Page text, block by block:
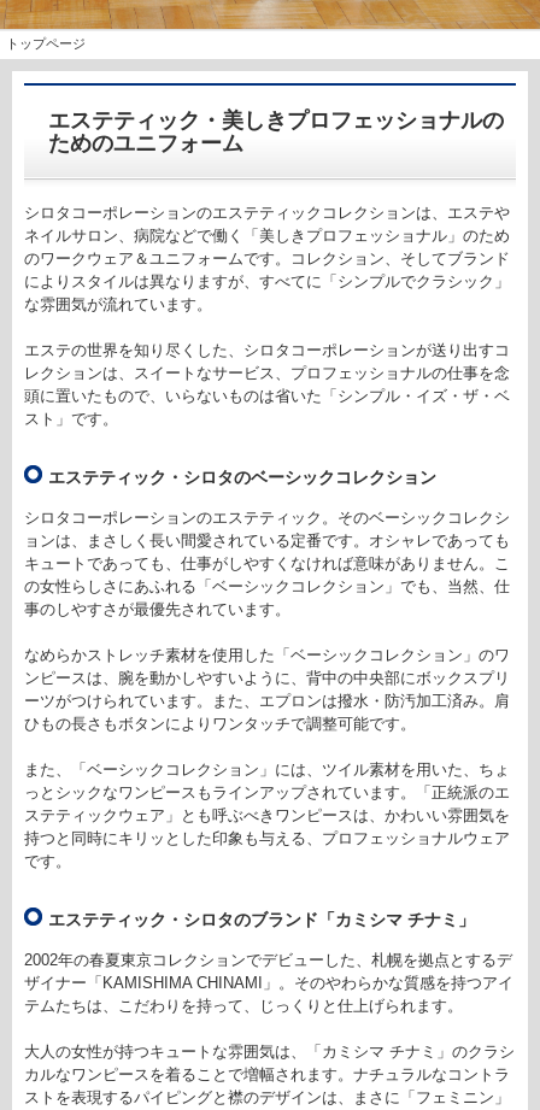
トップページ
エステティック・美しきプロフェッショナルの
ためのユニフォーム
シロタコーポレーションのエステティックコレクションは、エステや
ネイルサロン、病院などで働く「美しきプロフェッショナル」のため
のワークウェア＆ユニフォームです。コレクション、そしてブランド
によりスタイルは異なりますが、すべてに「シンプルでクラシック」
な雰囲気が流れています。
エステの世界を知り尽くした、シロタコーポレーションが送り出すコ
レクションは、スイートなサービス、プロフェッショナルの仕事を念
頭に置いたもので、いらないものは省いた「シンプル・イズ・ザ・ベ
スト」です。
エステティック・シロタのベーシックコレクション
シロタコーポレーションのエステティック。そのベーシックコレクシ
ョンは、まさしく長い間愛されている定番です。オシャレであっても
キュートであっても、仕事がしやすくなければ意味がありません。こ
の女性らしさにあふれる「ベーシックコレクション」でも、当然、仕
事のしやすさが最優先されています。
なめらかストレッチ素材を使用した「ベーシックコレクション」のワ
ンピースは、腕を動かしやすいように、背中の中央部にボックスプリ
ーツがつけられています。また、エプロンは撥水・防汚加工済み。肩
ひもの長さもボタンによりワンタッチで調整可能です。
また、「ベーシックコレクション」には、ツイル素材を用いた、ちょ
っとシックなワンピースもラインアップされています。「正統派のエ
ステティックウェア」とも呼ぶべきワンピースは、かわいい雰囲気を
持つと同時にキリッとした印象も与える、プロフェッショナルウェア
です。
エステティック・シロタのブランド「カミシマ チナミ」
2002年の春夏東京コレクションでデビューした、札幌を拠点とするデ
ザイナー「KAMISHIMA CHINAMI」。そのやわらかな質感を持つアイ
テムたちは、こだわりを持って、じっくりと仕上げられます。
大人の女性が持つキュートな雰囲気は、「カミシマ チナミ」のクラシ
カルなワンピースを着ることで増幅されます。ナチュラルなコントラ
ストを表現するパイピングと襟のデザインは、まさに「フェミニン」